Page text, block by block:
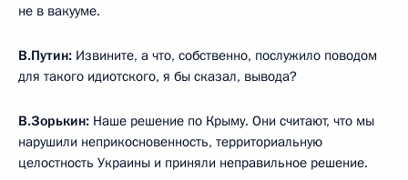
не в вакууме.
В.Путин: Извините, а что, собственно, послужило поводом
для такого идиотского, я бы сказал, вывода?
В.Зорькин: Наше решение по Крыму. Они считают, что мы
нарушили неприкосновенность, территориальную
целостность Украины и приняли неправильное решение.